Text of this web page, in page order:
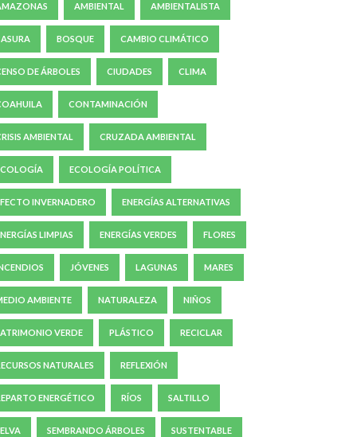
AMBIENTAL AMBIENTALISTA
BOSQUE CAMBIO CLIMÁTICO
DE ÁRBOLES CIUDADES CLIMA
CONTAMINACIÓN
AMBIENTAL CRUZADA AMBIENTAL
ECOLOGÍA POLÍTICA
INVERNADERO ENERGÍAS ALTERNATIVAS
LIMPIAS ENERGÍAS VERDES FLORES
JÓVENES LAGUNAS MARES
AMBIENTE NATURALEZA NIÑOS
VERDE PLÁSTICO RECICLAR
NATURALES REFLEXIÓN
ENERGÉTICO RÍOS SALTILLO
SEMBRANDO ÁRBOLES SUSTENTABLE